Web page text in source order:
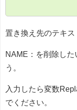
置き換え先のテキス
NAME：を削除した
う。
入力したら変数
でください。